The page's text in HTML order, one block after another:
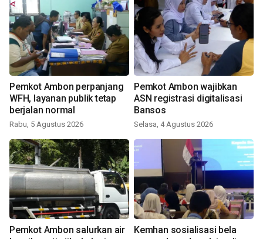
Pemkot Ambon perpanjang
WFH, layanan publik tetap
berjalan normal
Rabu, 5 Agustus 2026
Pemkot Ambon wajibkan
ASN registrasi digitalisasi
Bansos
Selasa, 4 Agustus 2026
Pemkot Ambon salurkan air
Kemhan sosialisasi bela